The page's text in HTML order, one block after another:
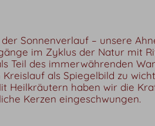
Sonnenverlauf – unsere
im Zyklus der Natur mit
Teil des immerwährenden
Kreislauf als Spiegelbild zu
Heilkräutern haben wir die
Kerzen eingeschwungen.